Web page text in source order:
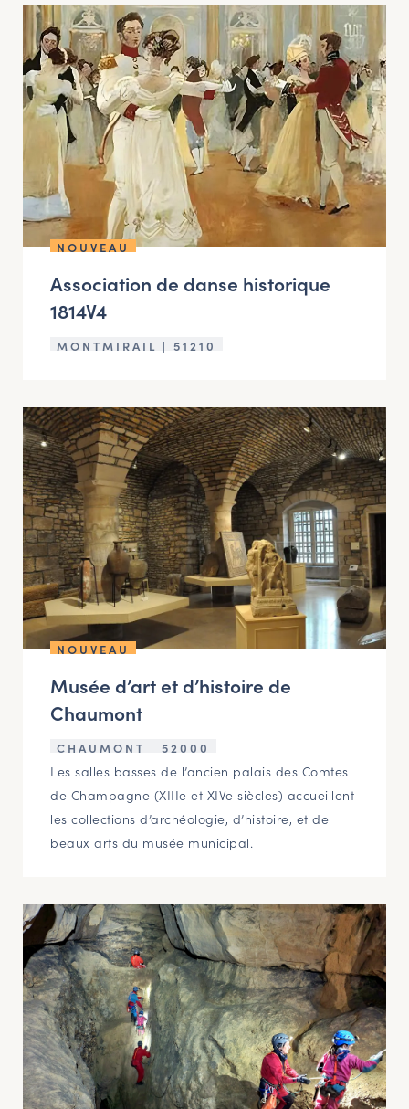
NOUVEAU
Association de danse historique
1814V4
MONTMIRAIL | 51210
NOUVEAU
Musée d’art et d’histoire de
Chaumont
CHAUMONT | 52000
Les salles basses de l’ancien palais des Comtes
de Champagne (XIIIe et XIVe siècles) accueillent
les collections d’archéologie, d’histoire, et de
beaux arts du musée municipal.